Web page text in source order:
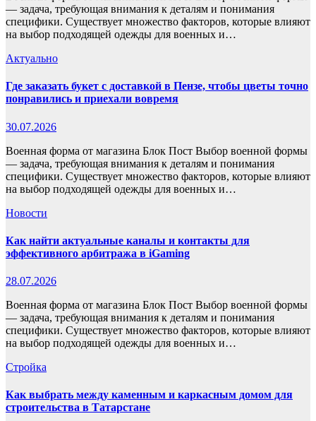
— задача, требующая внимания к деталям и понимания
специфики. Существует множество факторов, которые влияют
на выбор подходящей одежды для военных и…
Актуально
Где заказать букет с доставкой в Пензе, чтобы цветы точно
понравились и приехали вовремя
30.07.2026
Военная форма от магазина Блок Пост Выбор военной формы
— задача, требующая внимания к деталям и понимания
специфики. Существует множество факторов, которые влияют
на выбор подходящей одежды для военных и…
Новости
Как найти актуальные каналы и контакты для
эффективного арбитража в iGaming
28.07.2026
Военная форма от магазина Блок Пост Выбор военной формы
— задача, требующая внимания к деталям и понимания
специфики. Существует множество факторов, которые влияют
на выбор подходящей одежды для военных и…
Стройка
Как выбрать между каменным и каркасным домом для
строительства в Татарстане